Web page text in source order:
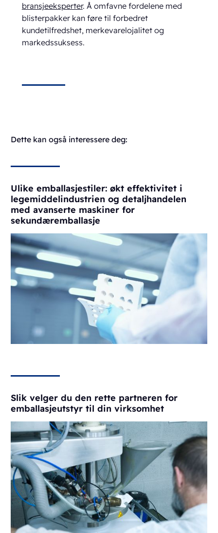
bransjeeksperter. Å omfavne fordelene med
blisterpakker kan føre til forbedret
kundetilfredshet, merkevarelojalitet og
markedssuksess.
Dette kan også interessere deg:
Ulike emballasjestiler: økt effektivitet i
legemiddelindustrien og detaljhandelen
med avanserte maskiner for
sekundæremballasje
Slik velger du den rette partneren for
emballasjeutstyr til din virksomhet